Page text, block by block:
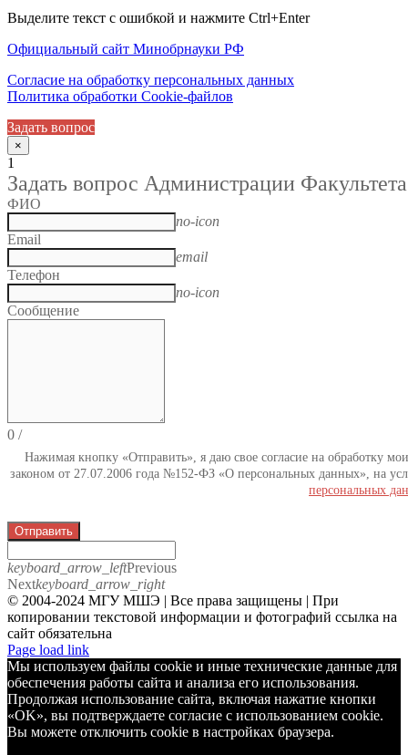
Выделите текст с ошибкой и нажмите Ctrl+Enter
Официальный сайт Минобрнауки РФ
Согласие на обработку персональных данных
Политика обработки Cookie-файлов
Задать вопрос
×
1
Задать вопрос Администрации Факультета
ФИО
no-icon
Email
email
Телефон
no-icon
Сообщение
0 /
Нажимая кнопку «Отправить», я даю свое согласие на обработку
законом от 27.07.2006 года №152-ФЗ «О персональных данных», на
персональных
Отправить
keyboard_arrow_leftPrevious
Nextkeyboard_arrow_right
© 2004-2024 МГУ МШЭ | Все права защищены | При
копировании текстовой информации и фотографий ссылка на
сайт обязательна
Telegram
Page load link
Мы используем файлы cookie и иные технические данные для
обеспечения работы сайта и анализа его использования.
Продолжая использование сайта, включая нажатие кнопки
«OK», вы подтверждаете согласие с использованием cookie.
Вы можете отключить cookie в настройках браузера.